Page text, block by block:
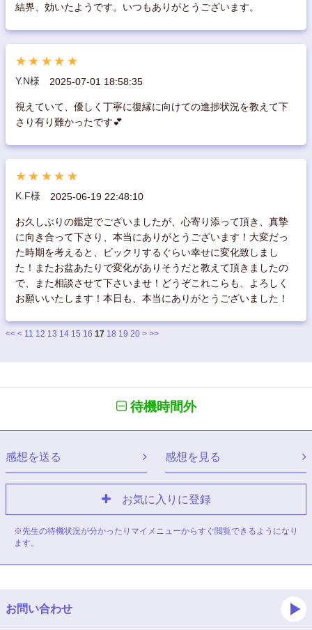
結界、効いたようです。いつもありがとうございます。
★★★★★
Y.N様 2025-07-01 18:58:35
視えていて、優しく丁寧に復縁に向けての進捗状況を教えて下
さり有り難かったです💕
★★★★★
K.F様 2025-06-19 22:48:10
お久しぶりの鑑定でございましたが、心寄り添って頂き、真摯
に向き合って下さり、本当にありがとうございます！大変だっ
た時期を考えると、ビックリするぐらい幸せに変化致しまし
た！またお盆あたりで変化がありそうだと教えて頂きましたの
で、また相談させて下さいませ！どうぞこれこらも、よろしく
お願いいたします！本日も、本当にありがとうございました！
<< < 11 12 13 14 15 16 17 18 19 20 > >>
待機時間外
感想を送る 感想を見る
お気に入りに登録
※先生の待機状況が分かったりマイメニューからすぐ閲覧できるようになり
ます。
お問い合わせ